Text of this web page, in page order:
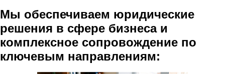
Мы обеспечиваем юридические
решения в сфере бизнеса и
комплексное сопровождение по
ключевым направлениям: